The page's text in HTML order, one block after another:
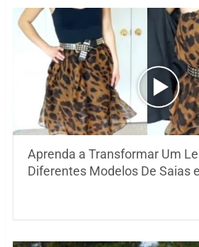
Aprenda a Transformar Um
Diferentes Modelos De Saias